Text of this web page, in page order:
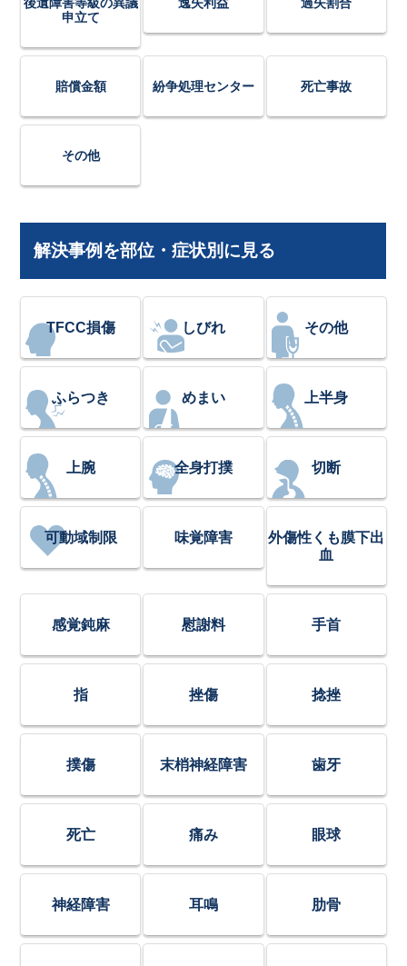
申立て
賠償金額 紛争処理センター 死亡事故
その他
解決事例を部位・症状別に見る
TFCC損傷 しびれ その他
ふらつき めまい 上半身
上腕 全身打撲 切断
可動域制限 味覚障害
外傷性くも膜下出
血
感覚鈍麻 慰謝料 手首
指 挫傷 捻挫
撲傷 末梢神経障害 歯牙
死亡 痛み 眼球
神経障害 耳鳴 肋骨